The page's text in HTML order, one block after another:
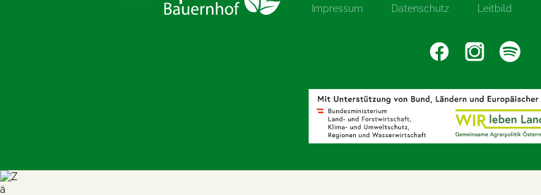
Impressum
Datenschutz Leitbild